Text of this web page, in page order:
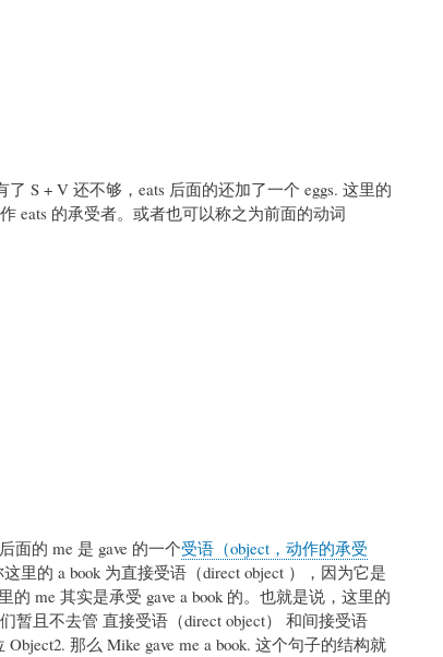
S + V 还不够，eats 后面的还加了一个 eggs. 这里的
eats 的承受者。或者也可以称之为前面的动词
面的 me 是 gave 的一个受语（object，动作的承受
里的 a book 为直接受语（direct object ），因为它是
me 其实是承受 gave a book 的。也就是说，这里的
暂且不去管 直接受语（direct object） 和间接受语
那么 Mike gave me a book. 这个句子的结构就